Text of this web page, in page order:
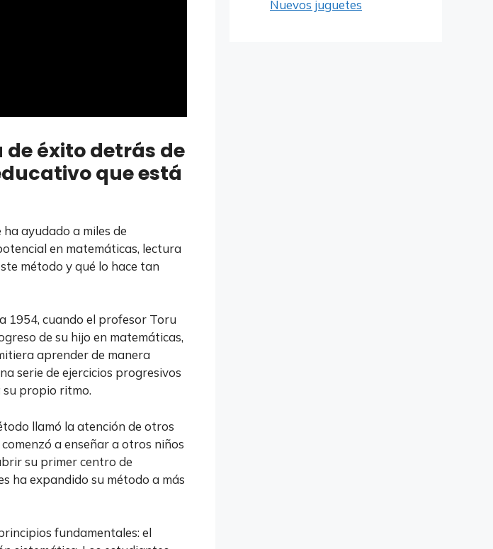
éxito detrás de
que está
ayudado a miles de
en matemáticas, lectura
método y qué lo hace tan
1954, cuando el profesor Toru
de su hijo en matemáticas,
aprender de manera
serie de ejercicios progresivos
su propio ritmo.
llamó la atención de otros
a enseñar a otros niños
su primer centro de
ha expandido su método a más
fundamentales: el
Nuevos juguetes